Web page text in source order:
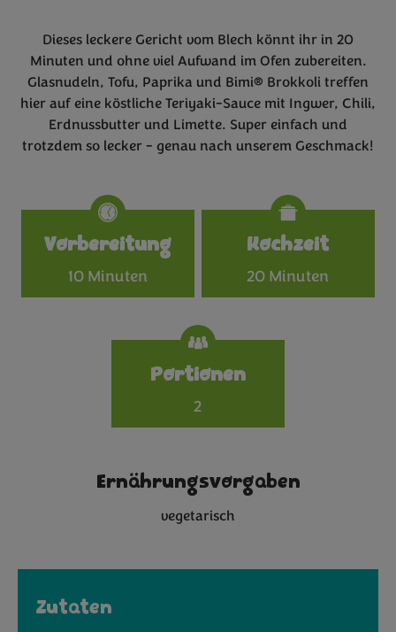
Dieses leckere Gericht vom Blech könnt ihr in 20
Minuten und ohne viel Aufwand im Ofen zubereiten.
Glasnudeln, Tofu, Paprika und Bimi® Brokkoli treffen
hier auf eine köstliche Teriyaki-Sauce mit Ingwer, Chili,
Erdnussbutter und Limette. Super einfach und
trotzdem so lecker - genau nach unserem Geschmack!
Specifications
Vorbereitung
10 Minuten
Kochzeit
20 Minuten
Portionen
2
Ernährungsvorgaben
vegetarisch
Zutaten